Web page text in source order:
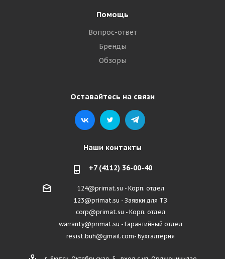
Помощь
Вопрос-ответ
Бренды
Обзоры
Оставайтесь на связи
Наши контакты
+7 (4112) 36-00-40
124@primat.su - Корп. отдел
123@primat.su - Заявки для ТЗ
corp@primat.su - Корп. отдел
warranty@primat.su - Гарантийный отдел
resist.buh@gmail.com- Бухгалтерия